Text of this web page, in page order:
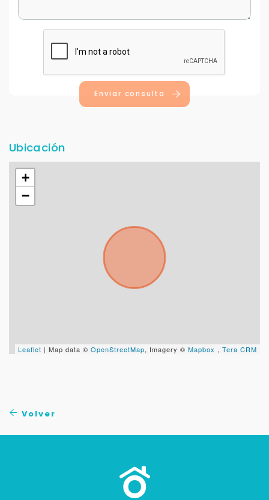
Enviar consulta
Ubicación
+
−
Leaflet | Map data © OpenStreetMap, Imagery © Mapbox , Tera CRM
Volver